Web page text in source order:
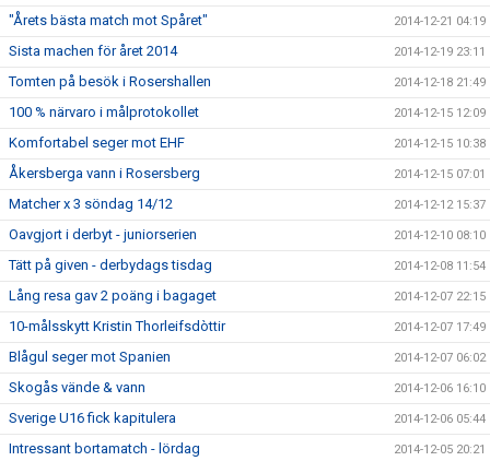
"Årets bästa match mot Spåret" 2014-12-21 04:19
Sista machen för året 2014 2014-12-19 23:11
Tomten på besök i Rosershallen 2014-12-18 21:49
100 % närvaro i målprotokollet 2014-12-15 12:09
Komfortabel seger mot EHF 2014-12-15 10:38
Åkersberga vann i Rosersberg 2014-12-15 07:01
Matcher x 3 söndag 14/12 2014-12-12 15:37
Oavgjort i derbyt - juniorserien 2014-12-10 08:10
Tätt på given - derbydags tisdag 2014-12-08 11:54
Lång resa gav 2 poäng i bagaget 2014-12-07 22:15
10-målsskytt Kristin Thorleifsdòttir 2014-12-07 17:49
Blågul seger mot Spanien 2014-12-07 06:02
Skogås vände & vann 2014-12-06 16:10
Sverige U16 fick kapitulera 2014-12-06 05:44
Intressant bortamatch - lördag 2014-12-05 20:21